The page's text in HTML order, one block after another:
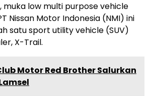
muka low multi purpose vehicle
Nissan Motor Indonesia (NMI) ini
satu sport utility vehicle (SUV)
X-Trail.
Motor Red Brother Salurkan